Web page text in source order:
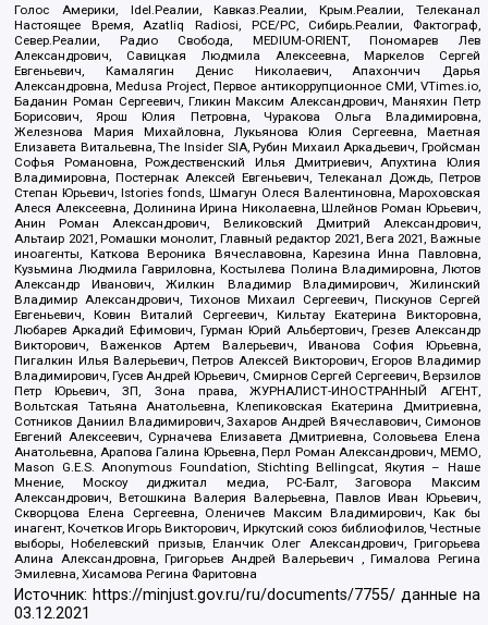
Голос Америки, Idel.Реалии, Кавказ.Реалии, Крым.Реалии, Телеканал
Настоящее Время, Azatliq Radiosi, PCE/PC, Сибирь.Реалии, Фактограф,
Север.Реалии, Радио Свобода, MEDIUM-ORIENT, Пономарев Лев
Александрович, Савицкая Людмила Алексеевна, Маркелов Сергей
Евгеньевич, Камалягин Денис Николаевич, Апахончич Дарья
Александровна, Medusa Project, Первое антикоррупционное СМИ, VTimes.io,
Баданин Роман Сергеевич, Гликин Максим Александрович, Маняхин Петр
Борисович, Ярош Юлия Петровна, Чуракова Ольга Владимировна,
Железнова Мария Михайловна, Лукьянова Юлия Сергеевна, Маетная
Елизавета Витальевна, The Insider SIA, Рубин Михаил Аркадьевич, Гройсман
Софья Романовна, Рождественский Илья Дмитриевич, Апухтина Юлия
Владимировна, Постернак Алексей Евгеньевич, Телеканал Дождь, Петров
Степан Юрьевич, Istories fonds, Шмагун Олеся Валентиновна, Мароховская
Алеся Алексеевна, Долинина Ирина Николаевна, Шлейнов Роман Юрьевич,
Анин Роман Александрович, Великовский Дмитрий Александрович,
Альтаир 2021, Ромашки монолит, Главный редактор 2021, Вега 2021, Важные
иноагенты, Каткова Вероника Вячеславовна, Карезина Инна Павловна,
Кузьмина Людмила Гавриловна, Костылева Полина Владимировна, Лютов
Александр Иванович, Жилкин Владимир Владимирович, Жилинский
Владимир Александрович, Тихонов Михаил Сергеевич, Пискунов Сергей
Евгеньевич, Ковин Виталий Сергеевич, Кильтау Екатерина Викторовна,
Любарев Аркадий Ефимович, Гурман Юрий Альбертович, Грезев Александр
Викторович, Важенков Артем Валерьевич, Иванова София Юрьевна,
Пигалкин Илья Валерьевич, Петров Алексей Викторович, Егоров Владимир
Владимирович, Гусев Андрей Юрьевич, Смирнов Сергей Сергеевич, Верзилов
Петр Юрьевич, ЗП, Зона права, ЖУРНАЛИСТ-ИНОСТРАННЫЙ АГЕНТ,
Вольтская Татьяна Анатольевна, Клепиковская Екатерина Дмитриевна,
Сотников Даниил Владимирович, Захаров Андрей Вячеславович, Симонов
Евгений Алексеевич, Сурначева Елизавета Дмитриевна, Соловьева Елена
Анатольевна, Арапова Галина Юрьевна, Перл Роман Александрович, МЕМО,
Mason G.E.S. Anonymous Foundation, Stichting Bellingcat, Якутия – Наше
Мнение, Москоу диджитал медиа, РС-Балт, Заговора Максим
Александрович, Ветошкина Валерия Валерьевна, Павлов Иван Юрьевич,
Скворцова Елена Сергеевна, Оленичев Максим Владимирович, Как бы
инагент, Кочетков Игорь Викторович, Иркутский союз библиофилов, Честные
выборы, Нобелевский призыв, Еланчик Олег Александрович, Григорьева
Алина Александровна, Григорьев Андрей Валерьевич , Гималова Регина
Эмилевна, Хисамова Регина Фаритовна
Источник: https://minjust.gov.ru/ru/documents/7755/ данные на
03.12.2021